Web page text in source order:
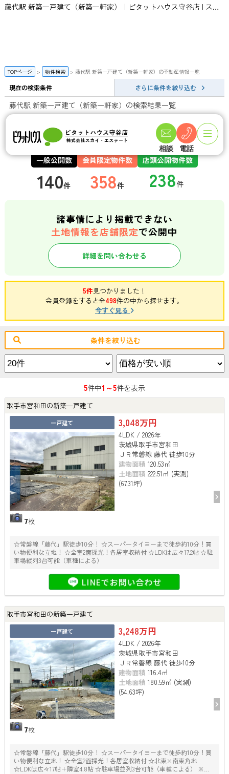
藤代駅 新築一戸建て（新築一軒家）｜ピタットハウス守谷店 | スカイ・エステート
相談 電話
TOPページ 物件検索 藤代駅 新築一戸建て（新築一軒家）の不動産情報一覧
現在の検索条件 さらに条件を絞り込む
藤代駅 新築一戸建て（新築一軒家）の検索結果一覧
この条件で新着メールを登録
一般公開数
140件
会員限定物件数
358件
店頭公開物件数
諸事情により掲載できない
土地情報を店舗限定で公開中
詳細を問い合わせる
5件見つかりました！
会員登録をすると全498件の中から探せます。
今すぐ見る
条件を絞り込む
5件中1～5件を表示
取手市宮和田の新築一戸建て
一戸建て
7枚
3,048万円
4LDK / 2026年
茨城県取手市宮和田
ＪＲ常磐線 藤代 徒歩10分
建物面積 120.53㎡
土地面積 222.51㎡ (実測)
(67.31坪)
☆常磐線「藤代」駅徒歩10分！ ☆スーパータイヨーまで徒歩約10分！買
い物便利な立地！ ☆全室2面採光！各居室収納付 ☆LDKは広々17.2帖 ☆駐
車場縦列3台可能（車種による）
取手市宮和田の新築一戸建て
一戸建て
7枚
3,248万円
4LDK / 2026年
茨城県取手市宮和田
ＪＲ常磐線 藤代 徒歩10分
建物面積 116.4㎡
土地面積 180.59㎡ (実測)
(54.63坪)
☆常磐線「藤代」駅徒歩10分！ ☆スーパータイヨーまで徒歩約10分！買
い物便利な立地！ ☆全室2面採光！各居室収納付 ☆北東×南東角地
☆LDKは広々17帖＋隣室4.8帖 ☆駐車場並列3台可能（車種による） ※セ